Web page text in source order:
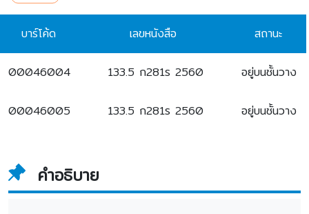
บาร์โค้ด เลขหนังสือ สถานะ
00046004 133.5 ก281ร 2560 อยู่บนชั้นวาง
00046005 133.5 ก281ร 2560 อยู่บนชั้นวาง
คำอธิบาย